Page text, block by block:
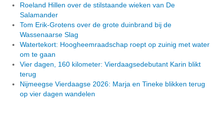
Roeland Hillen over de stilstaande wieken van De
Salamander
Tom Erik-Grotens over de grote duinbrand bij de
Wassenaarse Slag
Watertekort: Hoogheemraadschap roept op zuinig met water
om te gaan
Vier dagen, 160 kilometer: Vierdaagsedebutant Karin blikt
terug
Nijmeegse Vierdaagse 2026: Marja en Tineke blikken terug
op vier dagen wandelen